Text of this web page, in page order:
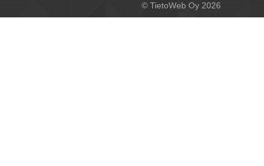
© TietoWeb Oy 2026